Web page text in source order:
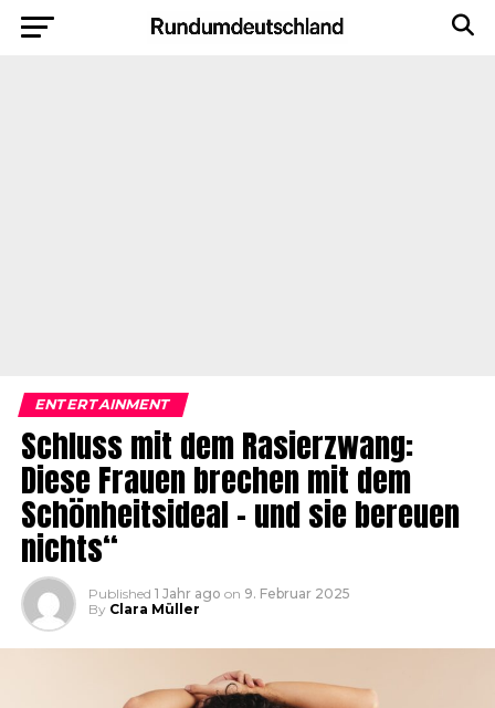
ENTERTAINMENT
Schluss mit dem Rasierzwang:
Diese Frauen brechen mit dem
Schönheitsideal – und sie bereuen
nichts“
Published 1 Jahr ago on 9. Februar 2025
By Clara Müller